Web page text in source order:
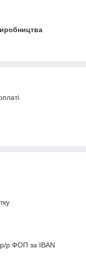
р/р ФОП за IBAN